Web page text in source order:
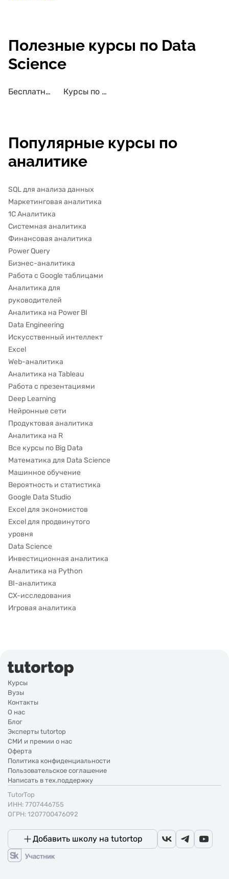
Полезные курсы по Data
Science
Бесплатные курсы по Data Science Курсы по Data Science с трудоустройством
Популярные курсы по
аналитике
SQL для анализа данных
Маркетинговая аналитика
1С Аналитика
Системная аналитика
Финансовая аналитика
Power Query
Бизнес-аналитика
Работа с Google таблицами
Аналитика для
руководителей
Аналитика на Power BI
Data Engineering
Искусственный интеллект
Excel
Web-аналитика
Аналитика на Tableau
Работа с презентациями
Deep Learning
Нейронные сети
Продуктовая аналитика
Аналитика на R
Все курсы по Big Data
Математика для Data Science
Машинное обучение
Вероятность и статистика
Google Data Studio
Excel для экономистов
Excel для продвинутого
уровня
Data Science
Инвестиционная аналитика
Аналитика на Python
BI-аналитика
CX-исследования
Игровая аналитика
Курсы
Вузы
Контакты
О нас
Блог
Эксперты tutortop
СМИ и премии о нас
Оферта
Политика конфиденциальности
Пользовательское соглашение
Написать в тех.поддержку
TutorTop
ИНН: 7707446755
ОГРН: 1207700476092
Добавить школу на tutortop